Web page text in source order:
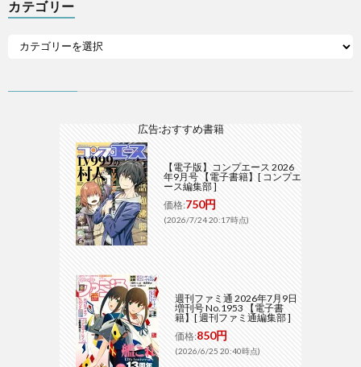
カテゴリー
広告:おすすめ書籍
【電子版】コンプエース 2026
年9月号 【電子書籍】[ コンプエ
ース編集部 ]
価格:750円
(2026/7/24 20:17時点)
週刊ファミ通 2026年7月9日
増刊号 No.1953 【電子書
籍】[ 週刊ファミ通編集部 ]
価格:850円
(2026/6/25 20:40時点)